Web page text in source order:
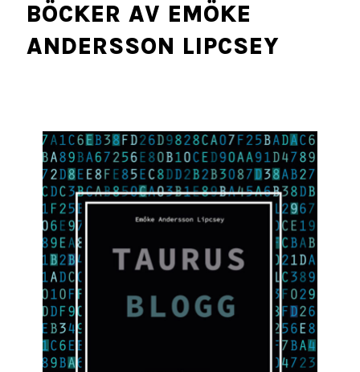
BÖCKER AV EMÖKE
ANDERSSON LIPCSEY